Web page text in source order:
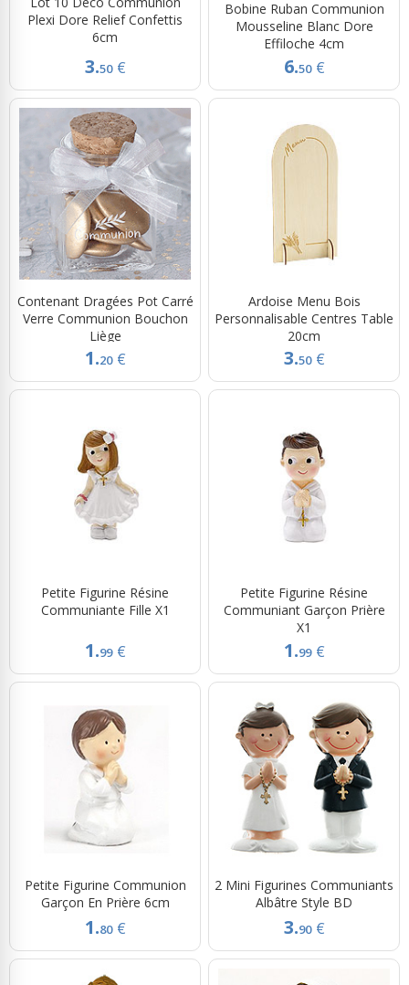
Plexi Dore Relief Confettis
6cm
3.50 €
Bobine Ruban Communion
Mousseline Blanc Dore
Effiloche 4cm
6.50 €
Contenant Dragées Pot Carré
Verre Communion Bouchon
Liège
1.20 €
Ardoise Menu Bois
Personnalisable Centres Table
20cm
3.50 €
Petite Figurine Résine
Communiante Fille X1
1.99 €
Petite Figurine Résine
Communiant Garçon Prière
X1
1.99 €
Petite Figurine Communion
Garçon En Prière 6cm
1.80 €
2 Mini Figurines Communiants
Albâtre Style BD
3.90 €